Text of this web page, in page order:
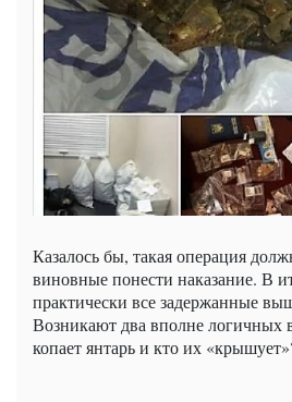
Казалось бы, такая операция
виновные понести наказание. В
практически все задержанные
Возникают два вполне логичных
копает янтарь и кто их